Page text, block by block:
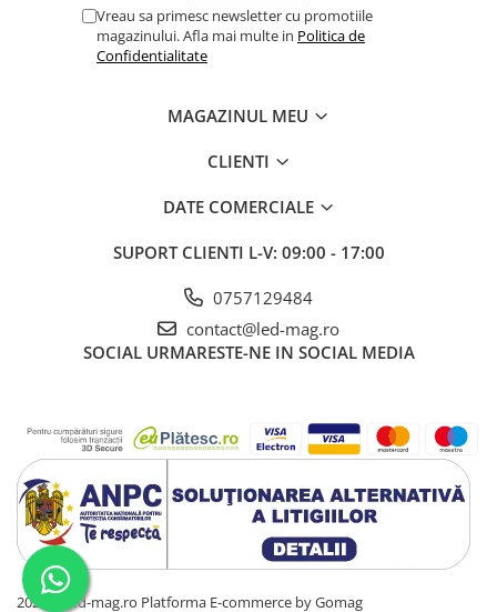
Vreau sa primesc newsletter cu promotiile
magazinului. Afla mai multe in Politica de
Confidentialitate
MAGAZINUL MEU
CLIENTI
DATE COMERCIALE
SUPORT CLIENTI L-V: 09:00 - 17:00
0757129484
contact@led-mag.ro
SOCIAL URMARESTE-NE IN SOCIAL MEDIA
2025 ® led-mag.ro Platforma E-commerce by Gomag